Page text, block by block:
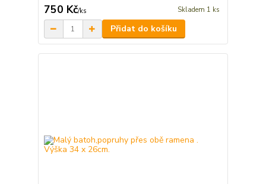
750 Kč/ks Skladem 1 ks
Přidat do košíku